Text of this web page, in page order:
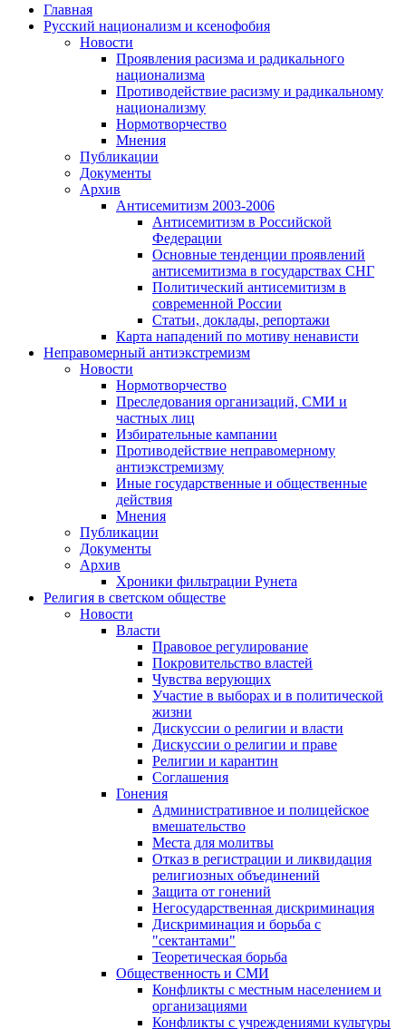
Главная
Русский национализм и ксенофобия
Новости
Проявления расизма и радикального
национализма
Противодействие расизму и радикальному
национализму
Нормотворчество
Мнения
Публикации
Документы
Архив
Антисемитизм 2003-2006
Антисемитизм в Российской
Федерации
Основные тенденции проявлений
антисемитизма в государствах СНГ
Политический антисемитизм в
современной России
Статьи, доклады, репортажи
Карта нападений по мотиву ненависти
Неправомерный антиэкстремизм
Новости
Нормотворчество
Преследования организаций, СМИ и
частных лиц
Избирательные кампании
Противодействие неправомерному
антиэкстремизму
Иные государственные и общественные
действия
Мнения
Публикации
Документы
Архив
Хроники фильтрации Рунета
Религия в светском обществе
Новости
Власти
Правовое регулирование
Покровительство властей
Чувства верующих
Участие в выборах и в политической
жизни
Дискуссии о религии и власти
Дискуссии о религии и праве
Религии и карантин
Соглашения
Гонения
Административное и полицейское
вмешательство
Места для молитвы
Отказ в регистрации и ликвидация
религиозных объединений
Защита от гонений
Негосударственная дискриминация
Дискриминация и борьба с
"сектантами"
Теоретическая борьба
Общественность и СМИ
Конфликты с местным населением и
организациями
Конфликты с учреждениями культуры